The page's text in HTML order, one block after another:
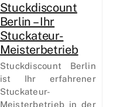
Stuckdiscount
Berlin – Ihr
Stuckateur-
Meisterbetrieb
Stuckdiscount Berlin
ist Ihr erfahrener
Stuckateur-
Meisterbetrieb in der